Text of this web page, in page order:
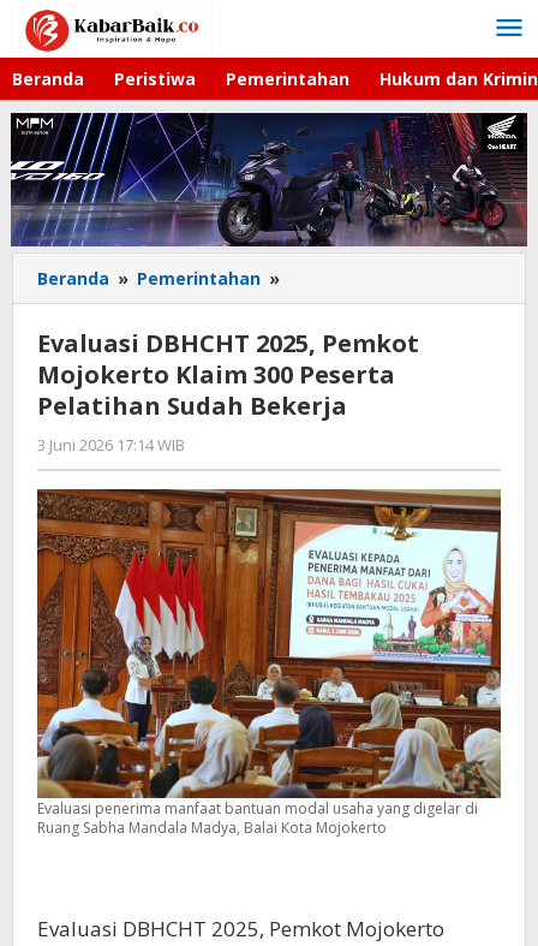
Lewati
konten
Beranda Peristiwa Pemerintahan Hukum dan
Beranda » Pemerintahan »
DBHCHT
Pemkot
Mojokerto
Klaim
Sudah
Bekerja
Evaluasi DBHCHT 2025, Pemkot
Mojokerto Klaim 300 Peserta
Pelatihan Sudah Bekerja
3 Juni 2026 17:14 WIB
Gagah
Saputra
Evaluasi penerima manfaat bantuan modal usaha yang digelar di
Ruang Sabha Mandala Madya, Balai Kota Mojokerto
Evaluasi DBHCHT 2025, Pemkot Mojokerto